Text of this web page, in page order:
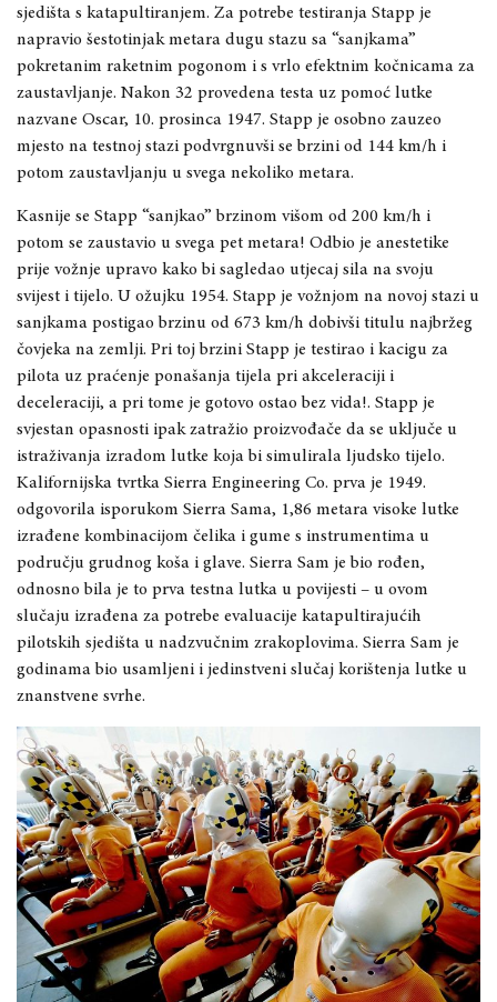
sjedišta s katapultiranjem. Za potrebe testiranja Stapp je
napravio šestotinjak metara dugu stazu sa “sanjkama”
pokretanim raketnim pogonom i s vrlo efektnim kočnicama za
zaustavljanje. Nakon 32 provedena testa uz pomoć lutke
nazvane Oscar, 10. prosinca 1947. Stapp je osobno zauzeo
mjesto na testnoj stazi podvrgnuvši se brzini od 144 km/h i
potom zaustavljanju u svega nekoliko metara.
Kasnije se Stapp “sanjkao” brzinom višom od 200 km/h i
potom se zaustavio u svega pet metara! Odbio je anestetike
prije vožnje upravo kako bi sagledao utjecaj sila na svoju
svijest i tijelo. U ožujku 1954. Stapp je vožnjom na novoj stazi u
sanjkama postigao brzinu od 673 km/h dobivši titulu najbržeg
čovjeka na zemlji. Pri toj brzini Stapp je testirao i kacigu za
pilota uz praćenje ponašanja tijela pri akceleraciji i
deceleraciji, a pri tome je gotovo ostao bez vida!. Stapp je
svjestan opasnosti ipak zatražio proizvođače da se uključe u
istraživanja izradom lutke koja bi simulirala ljudsko tijelo.
Kalifornijska tvrtka Sierra Engineering Co. prva je 1949.
odgovorila isporukom Sierra Sama, 1,86 metara visoke lutke
izrađene kombinacijom čelika i gume s instrumentima u
području grudnog koša i glave. Sierra Sam je bio rođen,
odnosno bila je to prva testna lutka u povijesti – u ovom
slučaju izrađena za potrebe evaluacije katapultirajućih
pilotskih sjedišta u nadzvučnim zrakoplovima. Sierra Sam je
godinama bio usamljeni i jedinstveni slučaj korištenja lutke u
znanstvene svrhe.